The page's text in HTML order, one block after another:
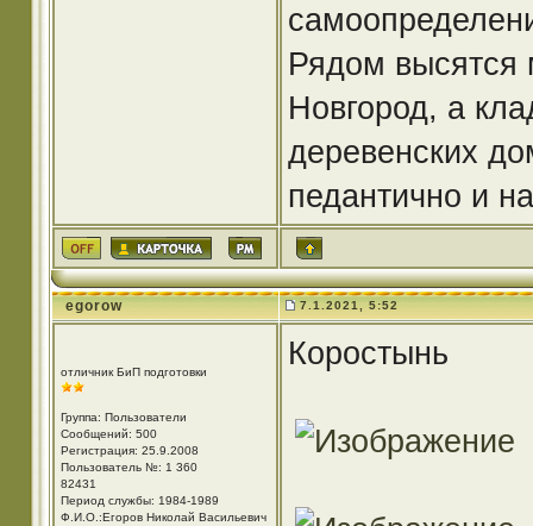
Рядом высятся
Новгород, а
деревенских
педантично и
egorow 7.1.2021, 5:52
отличник БиП подготовки
Группа: Пользователи
Сообщений: 500
Регистрация: 25.9.2008
Пользователь №: 1 360
82431
Период службы: 1984-1989
Ф.И.О.:Егоров Николай Васильевич
Коростынь